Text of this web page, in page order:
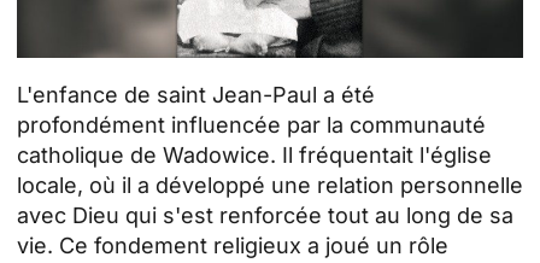
L'enfance de saint Jean-Paul a été
profondément influencée par la communauté
catholique de Wadowice. Il fréquentait l'église
locale, où il a développé une relation personnelle
avec Dieu qui s'est renforcée tout au long de sa
vie. Ce fondement religieux a joué un rôle